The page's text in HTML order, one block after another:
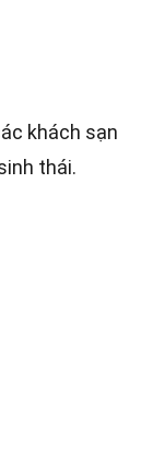
khách sạn
thái.